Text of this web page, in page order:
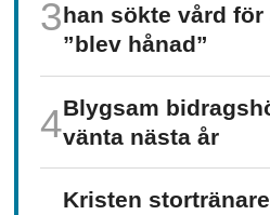
han sökte vård för
”blev hånad”
Blygsam
vänta nästa år
Kristen